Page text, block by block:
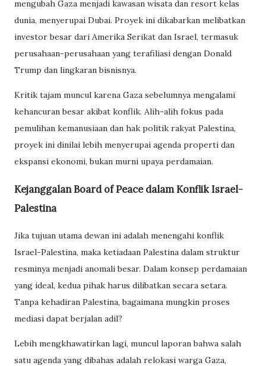
mengubah Gaza menjadi kawasan wisata dan resort kelas
dunia, menyerupai Dubai. Proyek ini dikabarkan melibatkan
investor besar dari Amerika Serikat dan Israel, termasuk
perusahaan-perusahaan yang terafiliasi dengan Donald
Trump dan lingkaran bisnisnya.
Kritik tajam muncul karena Gaza sebelumnya mengalami
kehancuran besar akibat konflik. Alih-alih fokus pada
pemulihan kemanusiaan dan hak politik rakyat Palestina,
proyek ini dinilai lebih menyerupai agenda properti dan
ekspansi ekonomi, bukan murni upaya perdamaian.
Kejanggalan Board of Peace dalam Konflik Israel-
Palestina
Jika tujuan utama dewan ini adalah menengahi konflik
Israel-Palestina, maka ketiadaan Palestina dalam struktur
resminya menjadi anomali besar. Dalam konsep perdamaian
yang ideal, kedua pihak harus dilibatkan secara setara.
Tanpa kehadiran Palestina, bagaimana mungkin proses
mediasi dapat berjalan adil?
Lebih mengkhawatirkan lagi, muncul laporan bahwa salah
satu agenda yang dibahas adalah relokasi warga Gaza,